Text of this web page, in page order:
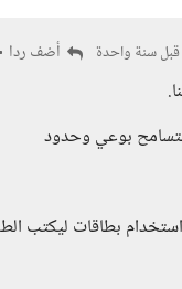
قبل سنة واحدة أضف ردا
بوعي وحدود
استخدام بطاقات ليكتب